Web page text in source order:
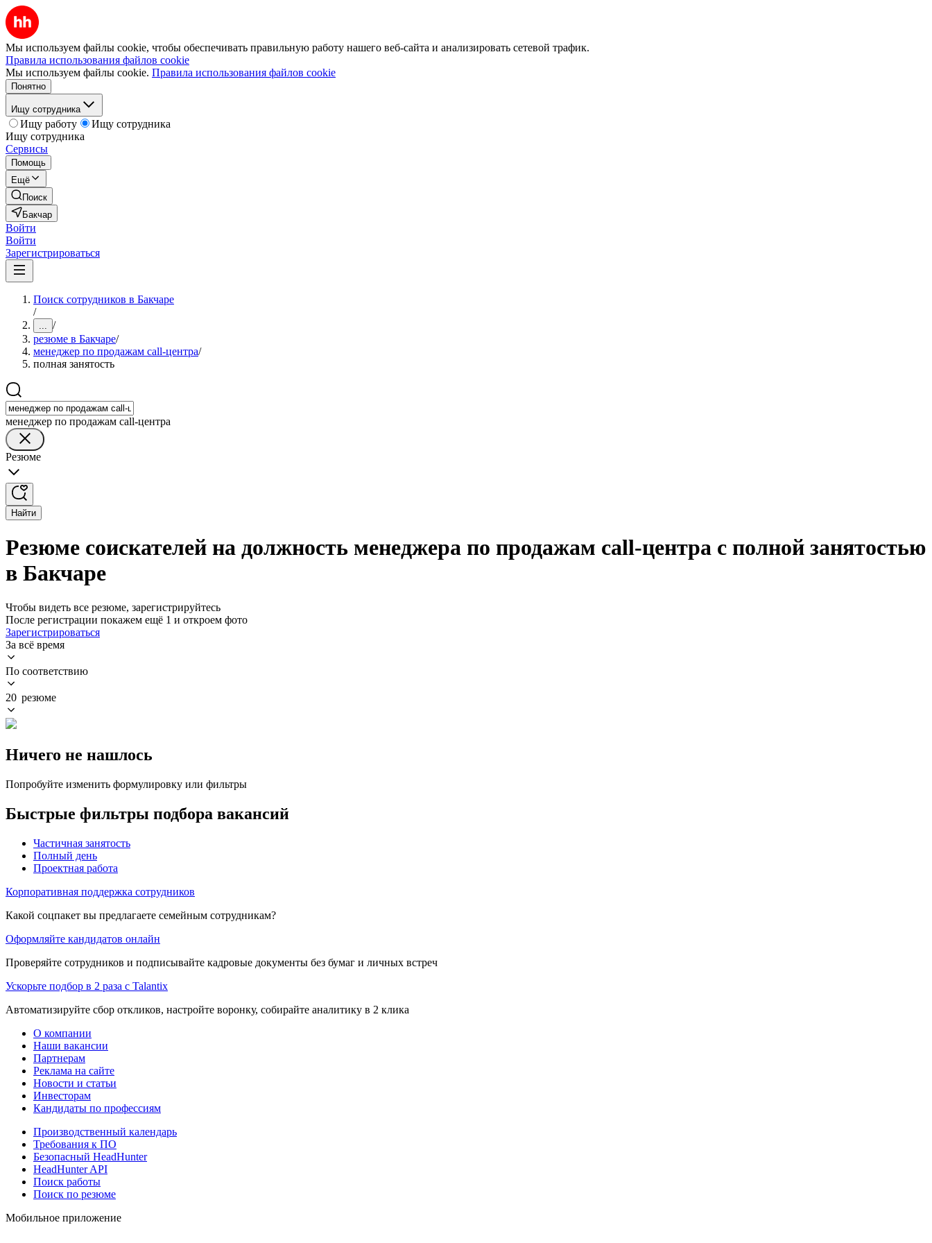
Мы используем файлы cookie, чтобы обеспечивать правильную работу нашего веб-сайта и анализировать сетевой трафик.
Правила использования файлов cookie
Мы используем файлы cookie. Правила использования файлов cookie
Понятно
Ищу сотрудника
Ищу работу
Ищу сотрудника
Ищу сотрудника
Сервисы
Помощь
Ещё
Поиск
Бакчар
Войти
Войти
Зарегистрироваться
Поиск сотрудников в Бакчаре
/
... /
резюме в Бакчаре/
менеджер по продажам call-центра/
полная занятость
менеджер по продажам call-центра
Резюме
Найти
Резюме соискателей на должность менеджера по продажам call-центра с полной занятостью
в Бакчаре
Чтобы видеть все резюме, зарегистрируйтесь
После регистрации покажем ещё 1 и откроем фото
Зарегистрироваться
За всё время
По соответствию
20 резюме
Ничего не нашлось
Попробуйте изменить формулировку или фильтры
Быстрые фильтры подбора вакансий
Частичная занятость
Полный день
Проектная работа
Корпоративная поддержка сотрудников
Какой соцпакет вы предлагаете семейным сотрудникам?
Оформляйте кандидатов онлайн
Проверяйте сотрудников и подписывайте кадровые документы без бумаг и личных встреч
Ускорьте подбор в 2 раза с Talantix
Автоматизируйте сбор откликов, настройте воронку, собирайте аналитику в 2 клика
О компании
Наши вакансии
Партнерам
Реклама на сайте
Новости и статьи
Инвесторам
Кандидаты по профессиям
Производственный календарь
Требования к ПО
Безопасный HeadHunter
HeadHunter API
Поиск работы
Поиск по резюме
Мобильное приложение